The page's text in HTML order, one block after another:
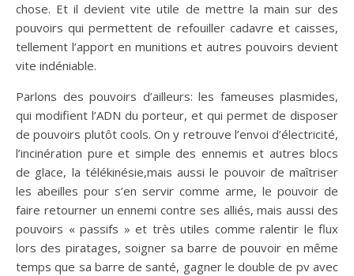
chose. Et il devient vite utile de mettre la main sur des
pouvoirs qui permettent de refouiller cadavre et caisses,
tellement l’apport en munitions et autres pouvoirs devient
vite indéniable.
Parlons des pouvoirs d’ailleurs: les fameuses plasmides,
qui modifient l’ADN du porteur, et qui permet de disposer
de pouvoirs plutôt cools. On y retrouve l’envoi d’électricité,
l’incinération pure et simple des ennemis et autres blocs
de glace, la télékinésie,mais aussi le pouvoir de maîtriser
les abeilles pour s’en servir comme arme, le pouvoir de
faire retourner un ennemi contre ses alliés, mais aussi des
pouvoirs « passifs » et très utiles comme ralentir le flux
lors des piratages, soigner sa barre de pouvoir en même
temps que sa barre de santé, gagner le double de pv avec